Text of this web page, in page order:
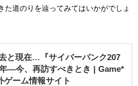
た道のりを辿ってみてはいかがでしょ
と現在…『サイバーパンク207
―今、再訪すべきとき | Game*
ーム情報サイト